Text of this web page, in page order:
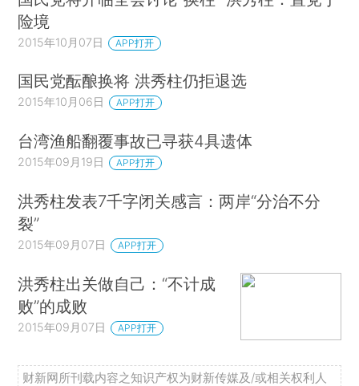
险境
2015年10月07日 APP打开
国民党酝酿换将 洪秀柱仍拒退选
2015年10月06日 APP打开
台湾渔船翻覆事故已寻获4具遗体
2015年09月19日 APP打开
洪秀柱发表7千字闭关感言：两岸“分治不分
裂”
2015年09月07日 APP打开
洪秀柱出关做自己：“不计成
败”的成败
2015年09月07日 APP打开
财新网所刊载内容之知识产权为财新传媒及/或相关权利人